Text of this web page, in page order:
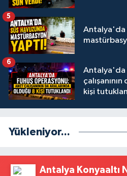
Antalya'da
5
Antalya'da
kişi
6
Yükleniyor...
Antalya Konyaaltı